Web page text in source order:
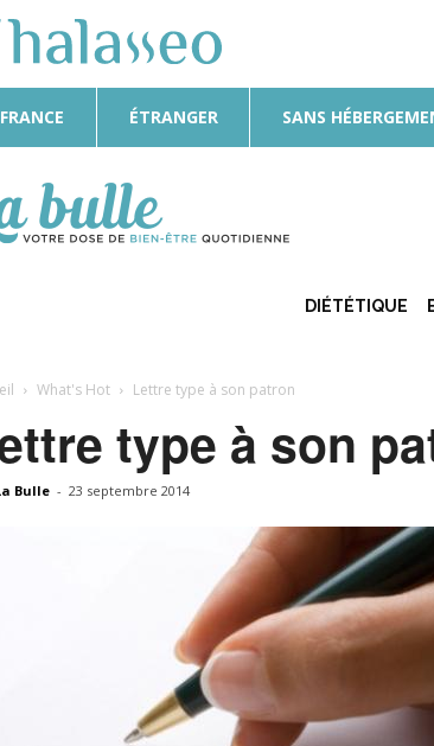
FRANCE ÉTRANGER SANS
Bulle
DIÉTÉTIQUE
What's Hot Lettre type à son patron
type à son
Bulle - 23 septembre 2014